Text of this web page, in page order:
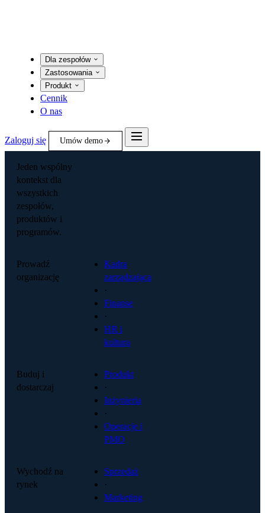
Dla zespołów
Zastosowania
Produkt
Cennik
O nas
Zaloguj się Umów demo
Jeden wspólny
kontekst dla
wszystkich
zespołów,
produktów i
programów.
Prowadź
organizację
Kadra
zarządzająca
·
Finanse
·
HR i
kultura
Buduj i
dostarczaj
Produkt
·
Inżynieria
·
Operacje i
PMO
Wychodź na
rynek
Sprzedaż
·
Marketing